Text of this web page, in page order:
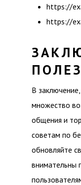
https://
https://
В
множество
общения и
советам по
обновляйте
внимательны